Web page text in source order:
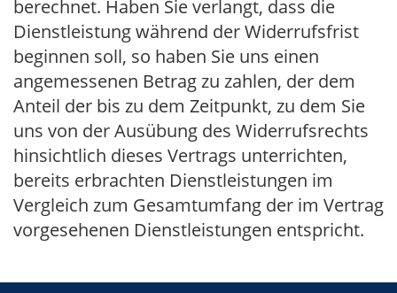
berechnet. Haben Sie verlangt, dass die
Dienstleistung während der Widerrufsfrist
beginnen soll, so haben Sie uns einen
angemessenen Betrag zu zahlen, der dem
Anteil der bis zu dem Zeitpunkt, zu dem Sie
uns von der Ausübung des Widerrufsrechts
hinsichtlich dieses Vertrags unterrichten,
bereits erbrachten Dienstleistungen im
Vergleich zum Gesamtumfang der im Vertrag
vorgesehenen Dienstleistungen entspricht.